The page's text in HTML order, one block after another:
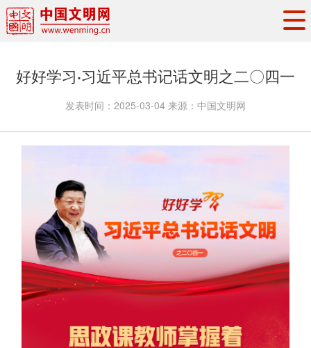
权威发布
资讯联播
地方交流
文明培育
文明实践
文明创建
文明之光
文明影音 文明矩阵
好好学习·习近平总书记话文明之二〇四一
发表时间： 2025-03-04 来源： 中国文明网